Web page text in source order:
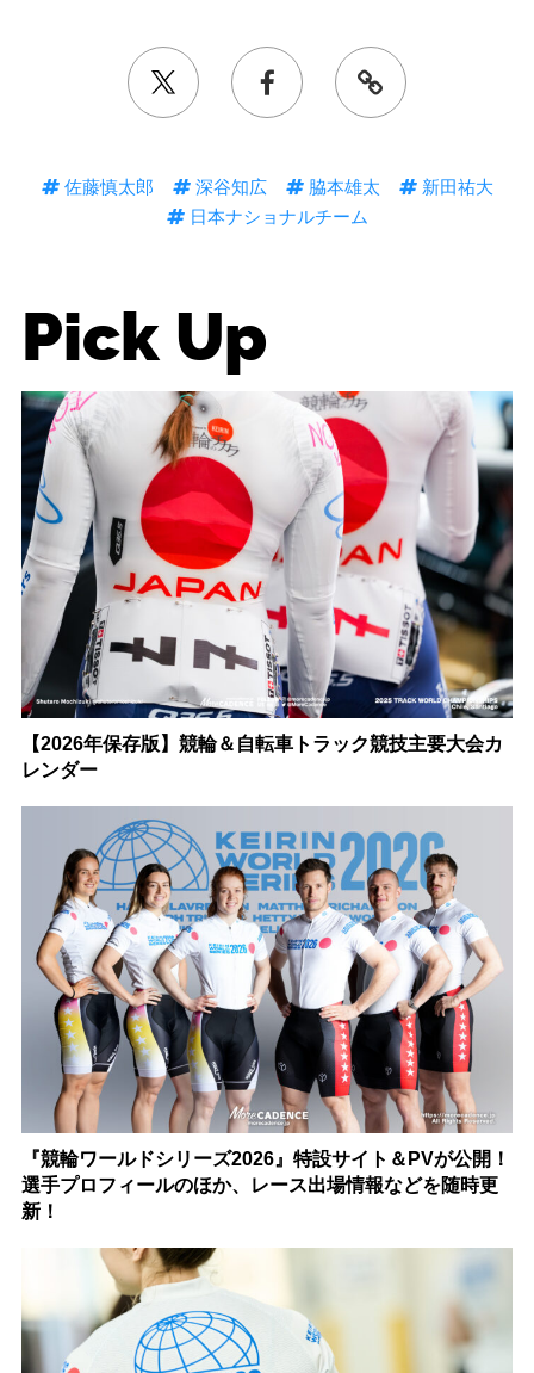
佐藤慎太郎 深谷知広 脇本雄太
新田祐大
日本ナショナルチーム
Pick Up
【2026年保存版】競輪＆自転車トラック競技主要大会カ
レンダー
『競輪ワールドシリーズ2026』特設サイト＆PVが公開！
選手プロフィールのほか、レース出場情報などを随時更
新！